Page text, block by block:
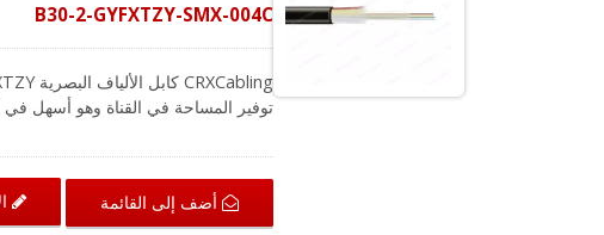
B30-2-GYFXTZY-SMX-004C
توفير المساحة في القناة وهو أسهل في
الزجاج خصيصًا لمكافحة القوارض
أضف إلى القائمة